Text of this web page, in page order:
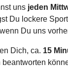
uns jeden
Du lockere
Du uns
Dich, ca. 15
beantworten